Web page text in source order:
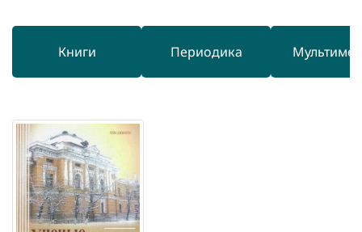
Книги Периодика